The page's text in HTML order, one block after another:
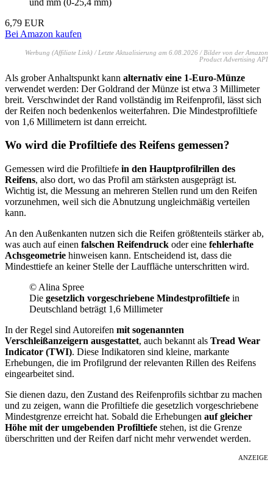
6,79 EUR
Bei Amazon kaufen
Werbung (Affiliate Link) / Letzte Aktualisierung am 6.08.2026 / Bilder von der Amazon
Product Advertising API
Als grober Anhaltspunkt kann alternativ eine 1-Euro-Münze
verwendet werden: Der Goldrand der Münze ist etwa 3 Millimeter
breit. Verschwindet der Rand vollständig im Reifenprofil, lässt sich
der Reifen noch bedenkenlos weiterfahren. Die Mindestprofiltiefe
von 1,6 Millimetern ist dann erreicht.
Wo wird die Profiltiefe des Reifens gemessen?
Gemessen wird die Profiltiefe in den Hauptprofilrillen des
Reifens, also dort, wo das Profil am stärksten ausgeprägt ist.
Wichtig ist, die Messung an mehreren Stellen rund um den Reifen
vorzunehmen, weil sich die Abnutzung ungleichmäßig verteilen
kann.
An den Außenkanten nutzen sich die Reifen größtenteils stärker ab,
was auch auf einen falschen Reifendruck oder eine fehlerhafte
Achsgeometrie hinweisen kann. Entscheidend ist, dass die
Mindesttiefe an keiner Stelle der Lauffläche unterschritten wird.
© Alina Spree
Die gesetzlich vorgeschriebene Mindestprofiltiefe in
Deutschland beträgt 1,6 Millimeter
In der Regel sind Autoreifen mit sogenannten
Verschleißanzeigern ausgestattet, auch bekannt als Tread Wear
Indicator (TWI). Diese Indikatoren sind kleine, markante
Erhebungen, die im Profilgrund der relevanten Rillen des Reifens
eingearbeitet sind.
Sie dienen dazu, den Zustand des Reifenprofils sichtbar zu machen
und zu zeigen, wann die Profiltiefe die gesetzlich vorgeschriebene
Mindestgrenze erreicht hat. Sobald die Erhebungen auf gleicher
Höhe mit der umgebenden Profiltiefe stehen, ist die Grenze
überschritten und der Reifen darf nicht mehr verwendet werden.
ANZEIGE